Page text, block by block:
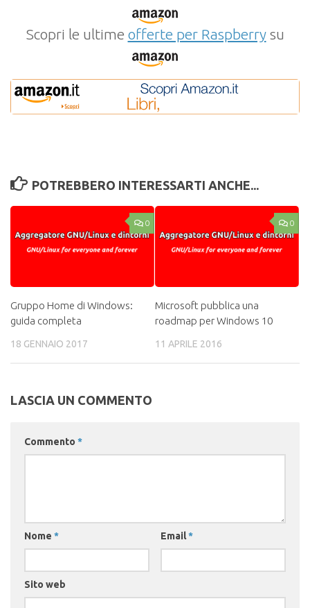
Scopri le ultime offerte per Raspberrysu
POTREBBERO INTERESSARTI ANCHE...
0
Gruppo Home di Windows:
guida completa
18 GENNAIO 2017
0
Microsoft pubblica una
roadmap per Windows 10
11 APRILE 2016
LASCIA UN COMMENTO
Commento *
Nome * Email*
Sito web